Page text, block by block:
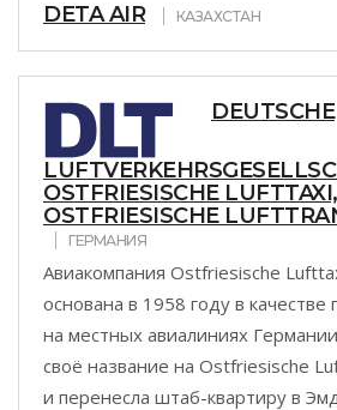
DETA AIR КАЗАХСТАН
DEUTSCHE
OSTFRIESISCHE LUFTTAXI,
OSTFRIESISCHE
ГЕРМАНИЯ
Авиакомпания Ostfriesische
основана в 1958 году в качестве
на местных авиалиниях
своё название на Ostfriesische
и перенесла штаб-квартиру в